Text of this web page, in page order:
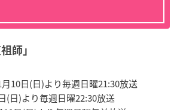
師」
10日(日)より毎週日曜21:30放送
(日)より毎週日曜22:30放送